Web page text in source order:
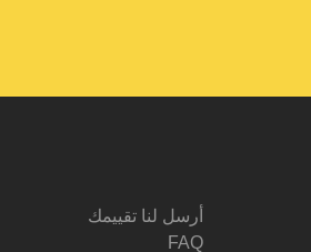
أرسل لنا تقييمك
FAQ